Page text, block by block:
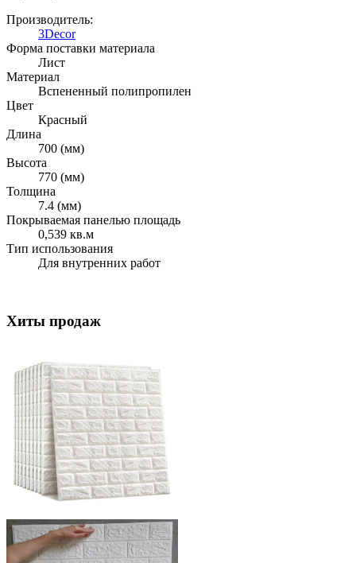
Производитель:
3Decor
Форма поставки материала
Лист
Материал
Вспененный полипропилен
Цвет
Красный
Длина
700 (мм)
Высота
770 (мм)
Толщина
7.4 (мм)
Покрываемая панелью площадь
0,539 кв.м
Тип использования
Для внутренних работ
Хиты продаж